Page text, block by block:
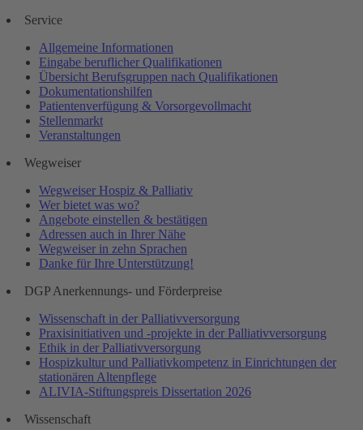
Service
Allgemeine Informationen
Eingabe beruflicher Qualifikationen
Übersicht Berufsgruppen nach Qualifikationen
Dokumentationshilfen
Patientenverfügung & Vorsorgevollmacht
Stellenmarkt
Veranstaltungen
Wegweiser
Wegweiser Hospiz & Palliativ
Wer bietet was wo?
Angebote einstellen & bestätigen
Adressen auch in Ihrer Nähe
Wegweiser in zehn Sprachen
Danke für Ihre Unterstützung!
DGP Anerkennungs- und Förderpreise
Wissenschaft in der Palliativversorgung
Praxisinitiativen und -projekte in der Palliativversorgung
Ethik in der Palliativversorgung
Hospizkultur und Palliativkompetenz in Einrichtungen der
stationären Altenpflege
ALIVIA-Stiftungspreis Dissertation 2026
Wissenschaft